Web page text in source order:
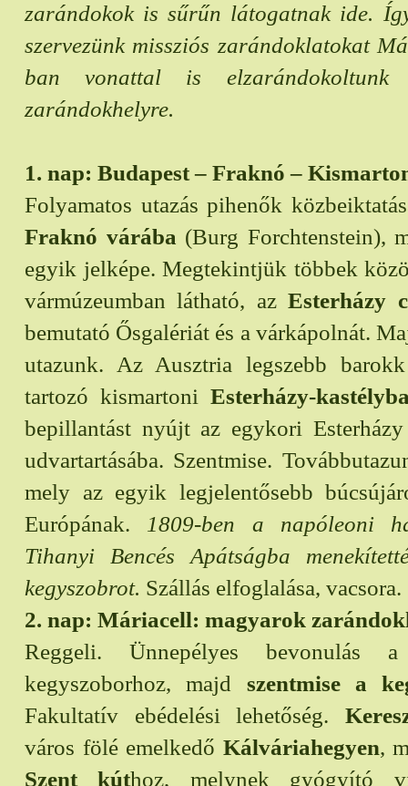
zarándokok is sűrűn látogatnak ide.
szervezünk missziós zarándoklatokat
ban vonattal is
zarándokhelyre.
1. nap: Budapest – Fraknó –
Folyamatos utazás pihenők
Fraknó várába (Burg Forchtenstein),
egyik jelképe. Megtekintjük többek
vármúzeumban látható, azEsterházy
bemutató Ősgalériát és a várkápolnát.
utazunk. Az Ausztria legszebb
tartozó kismartoni Esterházy-
bepillantást nyújt az egykori Esterházy
udvartartásába. Szentmise.
mely az egyik legjelentősebb
Európának. 1809-ben a napóleoni
Tihanyi Bencés Apátságba
kegyszobrot. Szállás elfoglalása, vacsora.
2. nap: Máriacell: magyarok
Reggeli. Ünnepélyes bevonulás
kegyszoborhoz, majd szentmise a
Fakultatív ebédelési lehetőség.
város fölé emelkedő Kálváriahegyen,
Szent kúthoz, melynek gyógyító